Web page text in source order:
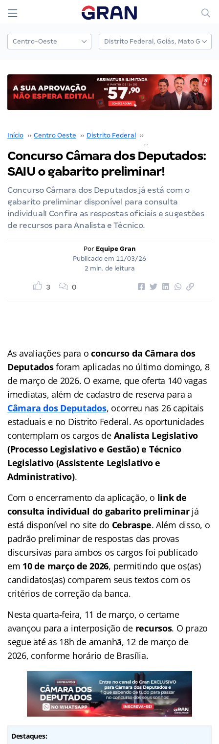
Início ›› Centro Oeste ›› Distrito Federal ››
Concurso Câmara dos Deputados:
SAIU o gabarito preliminar!
Concurso Câmara dos Deputados já está com o
gabarito preliminar disponível para consulta
individual! Confira as respostas oficiais e sugestões
de recursos para Analista e Técnico.
Por Equipe Gran
Publicado em 11/03/26
2 min. de leitura
3 0
As avaliações para oconcurso da Câmara dos
Deputadosforam aplicadas no último domingo, 8
de março de 2026. O exame, que oferta 140 vagas
imediatas, além de cadastro de reserva para a
Câmara dos Deputados, ocorreu nas 26 capitais
estaduais e no Distrito Federal. As oportunidades
contemplam os cargos deAnalista Legislativo
(Processo Legislativo e Gestão) e Técnico
Legislativo (Assistente Legislativo e
Administrativo).
Com o encerramento da aplicação, o link de
consulta individual do gabarito preliminarjá
está disponível no site do Cebraspe. Além disso, o
padrão preliminar de respostas das provas
discursivas para ambos os cargos foi publicado
em 10 de março de 2026, permitindo que os(as)
candidatos(as) comparem seus textos com os
critérios de correção da banca.
Nesta quarta-feira, 11 de março, o certame
avançou para a interposição de recursos. O prazo
segue até as 18h de amanhã, 12 de março de
2026, conforme horário de Brasília.
Destaques: